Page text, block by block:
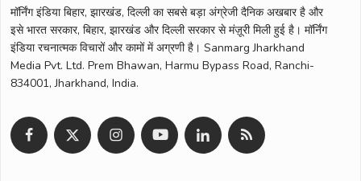
मॉर्निंग इंडिया बिहार, झारखंड, दिल्ली का सबसे बड़ा अंग्रेजी दैनिक अखबार है और
इसे भारत सरकार, बिहार, झारखंड और दिल्ली सरकार से मंज़ूरी मिली हुई है। मॉर्निंग
इंडिया रचनात्मक विचारों और कामों में अग्रणी है। Sanmarg Jharkhand
Media Pvt. Ltd. Prem Bhawan, Harmu Bypass Road, Ranchi-
834001, Jharkhand, India.